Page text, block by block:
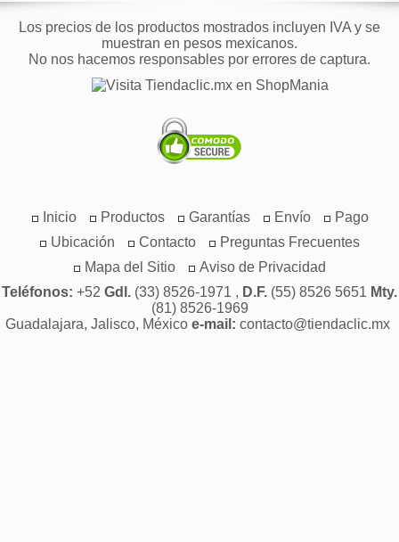
Los precios de los productos mostrados incluyen IVA y se
muestran en pesos mexicanos.
No nos hacemos responsables por errores de captura.
Inicio Productos Garantías Envío
Pago
Ubicación
Contacto
Preguntas Frecuentes
Mapa del Sitio
Aviso de Privacidad
Teléfonos: +52 Gdl. (33) 8526-1971 , D.F. (55) 8526 5651 Mty.
(81) 8526-1969
Guadalajara, Jalisco, México e-mail: contacto@tiendaclic.mx